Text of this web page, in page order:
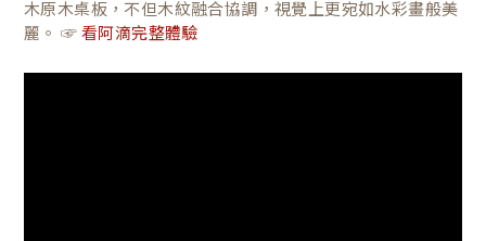
木原木桌板，不但木紋融合協調，視覺上更宛如水彩畫般美
麗。 ☞ 看阿滴完整體驗